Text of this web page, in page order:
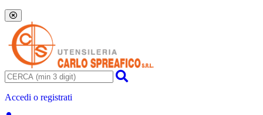
Accedi o registrati